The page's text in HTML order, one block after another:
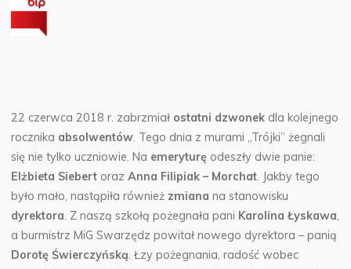
22 czerwca 2018 r. zabrzmiał ostatni dzwonek dla kolejnego
rocznika absolwentów. Tego dnia z murami „Trójki” żegnali
się nie tylko uczniowie.Na emeryturę odeszły dwie panie:
Elżbieta Siebert orazAnna Filipiak – Morchat. Jakby tego
było mało, nastąpiła również zmiana na stanowisku
dyrektora. Z naszą szkołą pożegnała pani Karolina Łyskawa,
a burmistrz MiG Swarzędz powitał nowego dyrektora – panią
Dorotę Świerczyńską. Łzy pożegnania, radość wobec